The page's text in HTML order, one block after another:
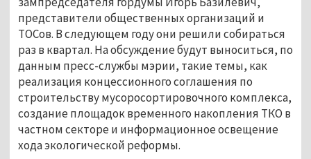
представители общественных организаций и
ТОСов. В следующем году они решили собираться
раз в квартал. На обсуждение будут выноситься, по
данным пресс-службы мэрии, такие темы, как
реализация концессионного соглашения по
строительству мусоросортировочного комплекса,
создание площадок временного накопления ТКО в
частном секторе и информационное освещение
хода экологической реформы.